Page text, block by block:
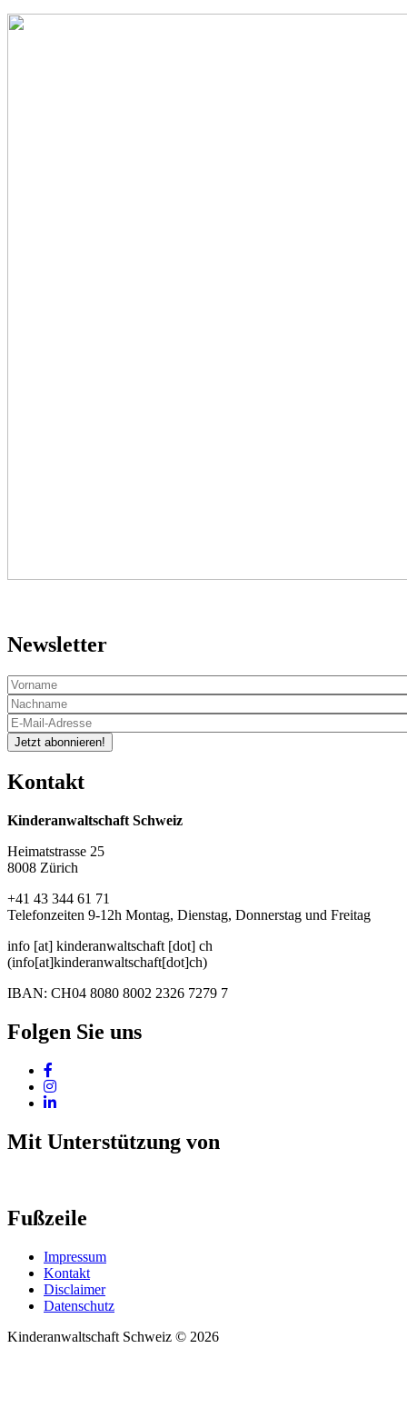
Newsletter
Jetzt abonnieren!
Kontakt
Kinderanwaltschaft Schweiz
Heimatstrasse 25
8008 Zürich
+41 43 344 61 71
Telefonzeiten 9-12h Montag, Dienstag, Donnerstag und Freitag
info [at] kinderanwaltschaft [dot] ch
(info[at]kinderanwaltschaft[dot]ch)
IBAN: CH04 8080 8002 2326 7279 7
Folgen Sie uns
Mit Unterstützung von
Fußzeile
Impressum
Kontakt
Disclaimer
Datenschutz
Kinderanwaltschaft Schweiz © 2026